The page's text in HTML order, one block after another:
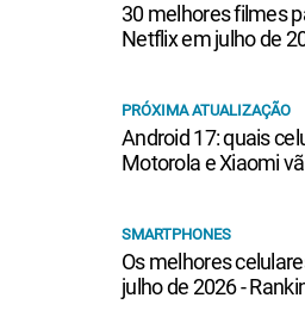
30 melhores filmes
Netflix em julho de
PRÓXIMA ATUALIZAÇÃO
Android 17: quais
Motorola e Xiaomi
SMARTPHONES
Os melhores
julho de 2026 -